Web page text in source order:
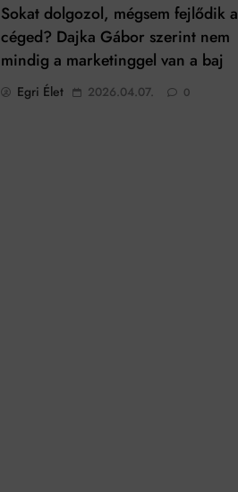
Sokat dolgozol, mégsem fejlődik a
céged? Dajka Gábor szerint nem
mindig a marketinggel van a baj
Egri Élet 2026.04.07. 0